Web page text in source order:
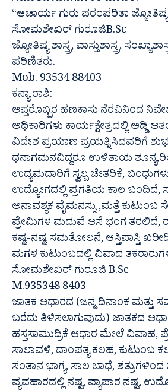
“ಆಚಾರ್ಯ ಗುರು ಪರಂಪರಿತಾ
ಸೋಮಶೇಖರ್ ಗುರೂಜಿB.Sc
ಜ್ಯೋತಿಷ್ಯ ಶಾಸ್ತ್ರ, ವಾಸ್ತುಶಾಸ್ತ್ರ,
ಪರಿಣಿತರು.
Mob. 93534 88403
ಕನ್ಯಾ ರಾಶಿ:
ಆಪ್ತರೊಬ್ಬರ ಹಣಕಾಸು ನೆರವಿನಿಂದ
ಅಧಿಕಾರಿಗಳು ಕಾರ್ಯಕ್ಷೇತ್ರದಲ್ಲಿ ಅಡ್ಡಿ
ವಿದೇಶ ಪ್ರಯಾಣ ಪ್ರಯತ್ನಿಸಿದವರಿಗೆ
ಧನಾಗಮನವಿದ್ದರೂ ಉಳಿತಾಯ
ಉದ್ಯಮದಾರಿಗೆ ಸ್ವಲ್ಪ ಚೇತರಿಕೆ,
ಉದ್ಯೋಗದಲ್ಲಿ ಪ್ರಗತಿಯ ಕಾಲ
ಅನಾವಶ್ಯಕ ವೈಮನಸ್ಸು ,ಮತ್ತೆ
ಪ್ರೇಮಿಗಳ ಮದುವೆ ಆಸೆ ಭಂಗ ತರಲಿದೆ,
ಕಷ್ಟ-ನಷ್ಟ ಸಮತೋಲನೆ, ಆಸ್ತಿಪಾಸ್ತಿ
ಮಗಳ ಕುಟುಂಬದಲ್ಲಿ ವಿವಾದ
ಸೋಮಶೇಖರ್ ಗುರೂಜಿ B.Sc
M.935348 8403
ಜಾತಕ ಆಧಾರದ (ಜನ್ಮ ದಿನಾಂಕ
ಬರೆದು ತಿಳಿಸಲಾಗುವುದು) ಜಾತಕದ
ಹಸ್ತಸಾಮುದ್ರಿಕೆ ಆಧಾರ ಮೇಲೆ ವಿವಾಹ,
ಸಾಲಾವಳಿ, ದಾಂಪತ್ಯ ಕಲಹ, ಕುಟುಂಬ
ಸಂತಾನ ಭಾಗ್ಯ, ಸಾಲ ಬಾಧೆ,
ವ್ಯವಹಾರದಲ್ಲಿ ನಷ್ಟ, ವ್ಯಾಪಾರ ನಷ್ಟ,